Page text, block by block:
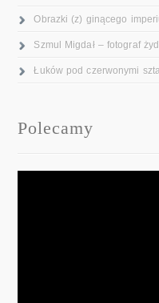
Obrazki (z) ginącego
Szmul Migdał – fotograf
Łuków pod czerwonymi
Polecamy